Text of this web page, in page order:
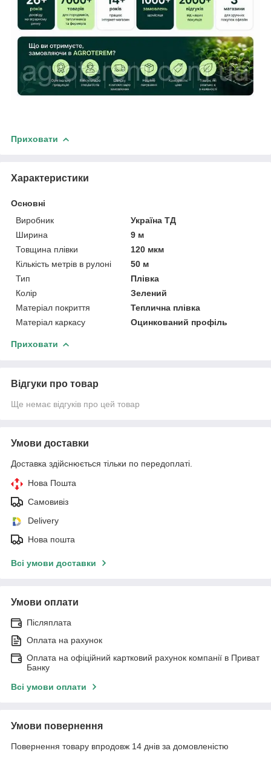
Приховати
Характеристики
Основні
Виробник
Україна ТД
Ширина
9 м
Товщина плівки
120 мкм
Кількість метрів в рулоні
50 м
Тип
Плівка
Колір
Зелений
Матеріал покриття
Теплична плівка
Матеріал каркасу
Оцинкований профіль
Приховати
Відгуки про товар
Ще немає відгуків про цей товар
Умови доставки
Доставка здійснюється тільки по передоплаті.
Нова Пошта
Самовивіз
Delivery
Нова пошта
Всі умови доставки
Умови оплати
Післяплата
Оплата на рахунок
Оплата на офіційний картковий рахунок компанії в Приват
Банку
Всі умови оплати
Умови повернення
Повернення товару впродовж 14 днів за домовленістю